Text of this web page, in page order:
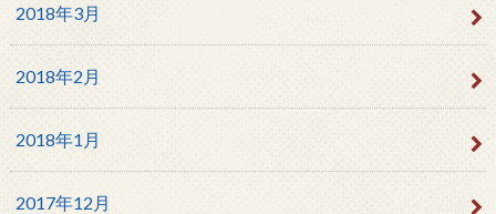
2018年3月
2018年2月
2018年1月
2017年12月